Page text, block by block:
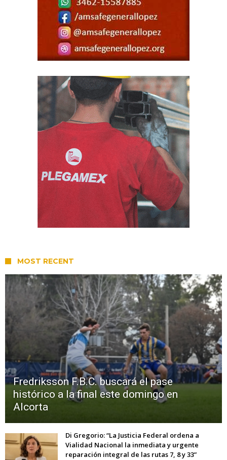
MOST RECENT
Fredriksson F.B.C. buscará el pase
histórico a la final este domingo en
Alcorta
Di Gregorio: “La Justicia Federal ordena a
Vialidad Nacional la inmediata y urgente
reparación integral de las rutas 7, 8 y 33”